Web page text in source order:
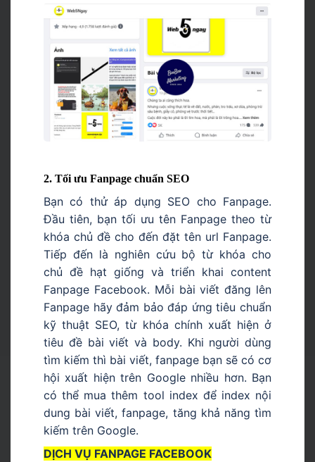
2. Tối ưu Fanpage chuẩn SEO
Bạn có thử áp dụng SEO cho Fanpage.
Đầu tiên, bạn tối ưu tên Fanpage theo từ
khóa chủ đề cho đến đặt tên url Fanpage.
Tiếp đến là nghiên cứu bộ từ khóa cho
chủ đề hạt giống và triển khai content
Fanpage Facebook. Mỗi bài viết đăng lên
Fanpage hãy đảm bảo đáp ứng tiêu chuẩn
kỹ thuật SEO, từ khóa chính xuất hiện ở
tiêu đề bài viết và body. Khi người dùng
tìm kiếm thì bài viết, fanpage bạn sẽ có cơ
hội xuất hiện trên Google nhiều hơn. Bạn
có thể mua thêm tool index để index nội
dung bài viết, fanpage, tăng khả năng tìm
kiếm trên Google.
DỊCH VỤ FANPAGE FACEBOOK